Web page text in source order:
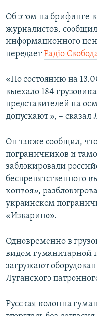
ПОБЕДИТЕЛЕЙ НЕ СУДЯТ?
КРЫМ.НЕПОКОРЕННЫЙ
ПРИСОЕДИНЯЙТЕСЬ!
Все сайты RFE/RL
Об этом на брифинге
журналистов,
информационного
передаетРадiо
«По состоянию на
выехало 184
представителей на
допускают », – сказал
Он также сообщил,
пограничников и
заблокировали
беспрепятственного
конвоя»,
украинском
«Изварино».
Одновременно в
видом гуманитарной
загружают
Луганского
Русская колонна